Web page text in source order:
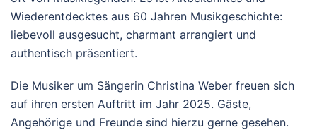
Wiederentdecktes aus 60 Jahren Musikgeschichte:
liebevoll ausgesucht, charmant arrangiert und
authentisch präsentiert.
Die Musiker um Sängerin Christina Weber freuen sich
auf ihren ersten Auftritt im Jahr 2025. Gäste,
Angehörige und Freunde sind hierzu gerne gesehen.